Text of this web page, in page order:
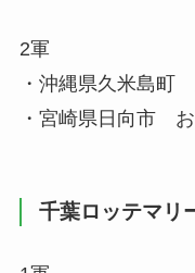
2軍
・沖縄県久米島町
・宮崎県日向市
千葉ロッテマリ